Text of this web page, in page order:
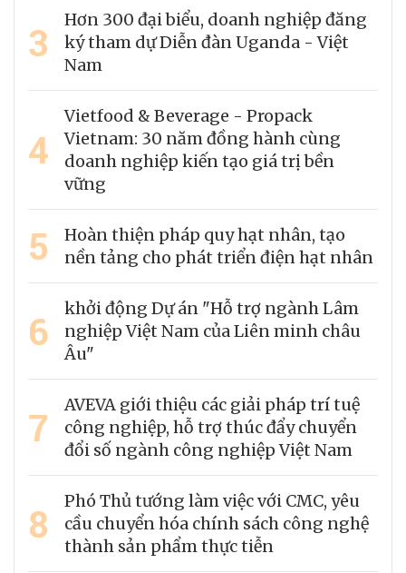
3
Hơn 300 đại biểu, doanh nghiệp đăng
ký tham dự Diễn đàn Uganda - Việt
Nam
4
Vietfood & Beverage - Propack
Vietnam: 30 năm đồng hành cùng
doanh nghiệp kiến tạo giá trị bền
vững
5
Hoàn thiện pháp quy hạt nhân, tạo
nền tảng cho phát triển điện hạt nhân
6
khởi động Dự án "Hỗ trợ ngành Lâm
nghiệp Việt Nam của Liên minh châu
Âu"
7
AVEVA giới thiệu các giải pháp trí tuệ
công nghiệp, hỗ trợ thúc đẩy chuyển
đổi số ngành công nghiệp Việt Nam
8
Phó Thủ tướng làm việc với CMC, yêu
cầu chuyển hóa chính sách công nghệ
thành sản phẩm thực tiễn